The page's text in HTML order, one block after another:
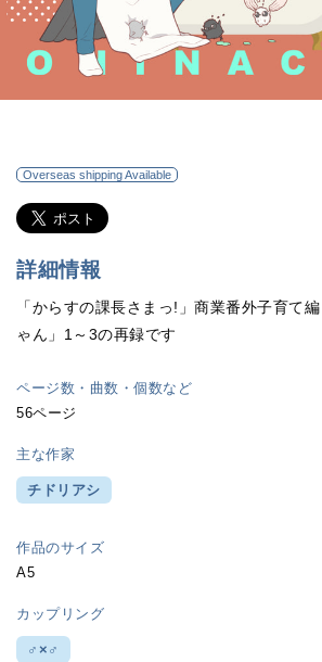
Overseas shipping Available
詳細情報
「からすの課長さまっ!」商業番外子育て
ゃん」1～3の再録です
ページ数・曲数・個数など
56ページ
主な作家
チドリアシ
作品のサイズ
A5
カップリング
♂×♂